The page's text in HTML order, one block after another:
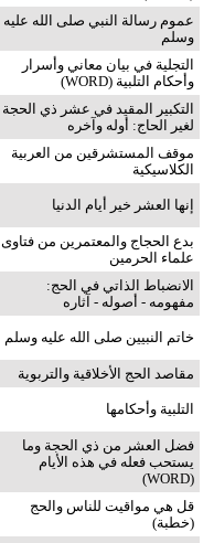
عموم رسالة النبي صلى الله عليه
وسلم
التجلية في بيان معاني وأسرار
وأحكام التلبية (WORD)
التكبير المقيد في عشر ذي الحجة
لغير الحاج: أوله وآخره
موقف المستشرقين من العربية
الكلاسيكية
إنها العشر خير أيام الدنيا
بدع الحجاج والمعتمرين من فتاوى
علماء الحرمين
الانضباط الذاتي في الحج:
مفهومه - أصوله - آثاره
خاتم النبيين صلى الله عليه وسلم
مقاصد الحج الأخلاقية والتربوية
التلبية وأحكامها
فضل العشر من ذي الحجة وما
يستحب فعله في هذه الأيام
(WORD)
قل هي مواقيت للناس والحج
(خطبة)